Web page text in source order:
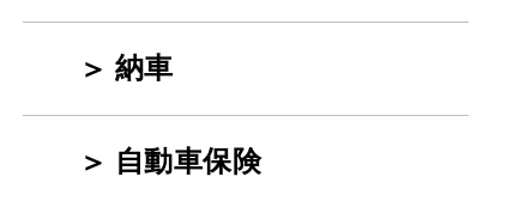
納車
自動車保険